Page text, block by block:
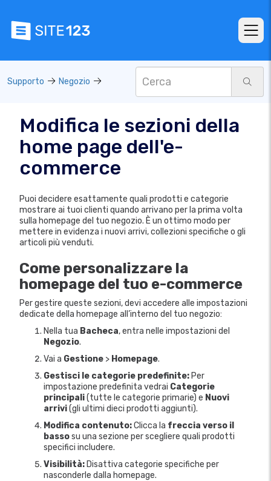
Supporto Negozio
Modifica le sezioni della
home page dell'e-
commerce
Puoi decidere esattamente quali prodotti e categorie
mostrare ai tuoi clienti quando arrivano per la prima volta
sulla homepage del tuo negozio. È un ottimo modo per
mettere in evidenza i nuovi arrivi, collezioni specifiche o gli
articoli più venduti.
Come personalizzare la
homepage del tuo e-commerce
Per gestire queste sezioni, devi accedere alle impostazioni
dedicate della homepage all’interno del tuo negozio:
Nella tua Bacheca, entra nelle impostazioni del
Negozio.
Vai a Gestione > Homepage.
Gestisci le categorie predefinite: Per
impostazione predefinita vedrai Categorie
principali(tutte le categorie primarie) e Nuovi
arrivi(gli ultimi dieci prodotti aggiunti).
Modifica contenuto:Clicca la freccia verso il
bassosu una sezione per scegliere quali prodotti
specifici includere.
Visibilità: Disattiva categorie specifiche per
nasconderle dalla homepage.